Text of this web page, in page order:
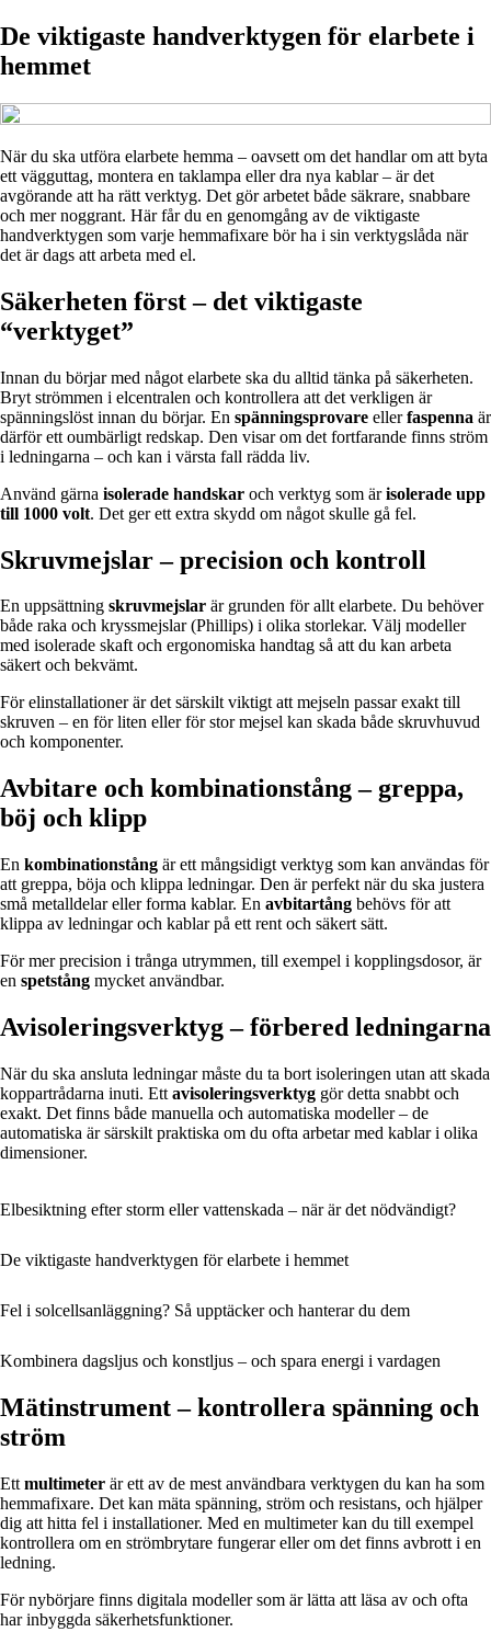
De viktigaste handverktygen för elarbete i
hemmet
När du ska utföra elarbete hemma – oavsett om det handlar om att byta
ett vägguttag, montera en taklampa eller dra nya kablar – är det
avgörande att ha rätt verktyg. Det gör arbetet både säkrare, snabbare
och mer noggrant. Här får du en genomgång av de viktigaste
handverktygen som varje hemmafixare bör ha i sin verktygslåda när
det är dags att arbeta med el.
Säkerheten först – det viktigaste
“verktyget”
Innan du börjar med något elarbete ska du alltid tänka på säkerheten.
Bryt strömmen i elcentralen och kontrollera att det verkligen är
spänningslöst innan du börjar. En spänningsprovare ellerfaspenna är
därför ett oumbärligt redskap. Den visar om det fortfarande finns ström
i ledningarna – och kan i värsta fall rädda liv.
Använd gärna isolerade handskar och verktyg som ärisolerade upp
till 1000 volt. Det ger ett extra skydd om något skulle gå fel.
Skruvmejslar – precision och kontroll
En uppsättning skruvmejslar är grunden för allt elarbete. Du behöver
både raka och kryssmejslar (Phillips) i olika storlekar. Välj modeller
med isolerade skaft och ergonomiska handtag så att du kan arbeta
säkert och bekvämt.
För elinstallationer är det särskilt viktigt att mejseln passar exakt till
skruven – en för liten eller för stor mejsel kan skada både skruvhuvud
och komponenter.
Avbitare och kombinationstång – greppa,
böj och klipp
En kombinationstång är ett mångsidigt verktyg som kan användas för
att greppa, böja och klippa ledningar. Den är perfekt när du ska justera
små metalldelar eller forma kablar. En avbitartång behövs för att
klippa av ledningar och kablar på ett rent och säkert sätt.
För mer precision i trånga utrymmen, till exempel i kopplingsdosor, är
en spetstång mycket användbar.
Avisoleringsverktyg – förbered ledningarna
När du ska ansluta ledningar måste du ta bort isoleringen utan att skada
koppartrådarna inuti. Ett avisoleringsverktyg gör detta snabbt och
exakt. Det finns både manuella och automatiska modeller – de
automatiska är särskilt praktiska om du ofta arbetar med kablar i olika
dimensioner.
Elbesiktning efter storm eller vattenskada – när är det nödvändigt?
De viktigaste handverktygen för elarbete i hemmet
Fel i solcellsanläggning? Så upptäcker och hanterar du dem
Kombinera dagsljus och konstljus – och spara energi i vardagen
Mätinstrument – kontrollera spänning och
ström
Ett multimeter är ett av de mest användbara verktygen du kan ha som
hemmafixare. Det kan mäta spänning, ström och resistans, och hjälper
dig att hitta fel i installationer. Med en multimeter kan du till exempel
kontrollera om en strömbrytare fungerar eller om det finns avbrott i en
ledning.
För nybörjare finns digitala modeller som är lätta att läsa av och ofta
har inbyggda säkerhetsfunktioner.